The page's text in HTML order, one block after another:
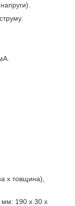
х товщина),
мм: 190 х 30 х